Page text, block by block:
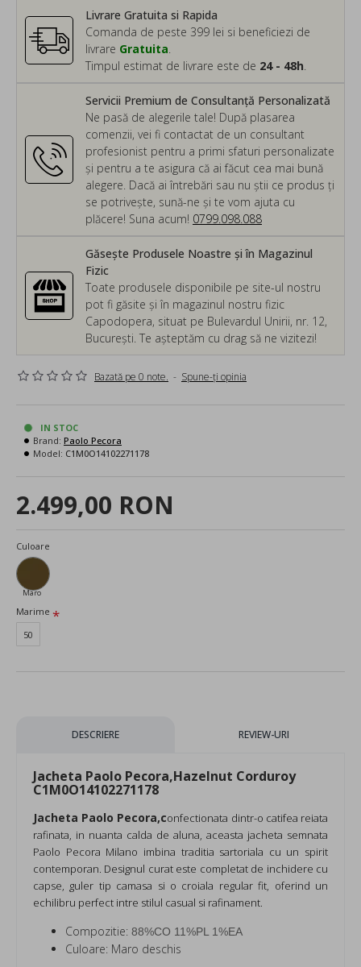
Servicii Premium de Consultanță Personalizată
Ne pasă de alegerile tale! După plasarea
comenzii, vei fi contactat de un consultant
profesionist pentru a primi sfaturi personalizate
și pentru a te asigura că ai făcut cea mai bună
alegere. Dacă ai întrebări sau nu știi ce produs ți
se potrivește, sună-ne și te vom ajuta cu
plăcere! Suna acum! 0799.098.088
Livrare Gratuita si Rapida
Comanda de peste 399 lei si beneficiezi de
livrare Gratuita.
Timpul estimat de livrare este de 24 - 48h.
Găsește Produsele Noastre și în Magazinul
Fizic
Toate produsele disponibile pe site-ul nostru
pot fi găsite și în magazinul nostru fizic
Capodopera, situat pe Bulevardul Unirii, nr. 12,
București. Te așteptăm cu drag să ne vizitezi!
Bazată pe 0 note. - Spune-ţi opinia
2.499,00 RON
IN STOC
Brand: Paolo Pecora
Model: C1M0O14102271178
Culoare
Maro
Marime
50
DESCRIERE REVIEW-URI
Jacheta Paolo Pecora,Hazelnut Corduroy
C1M0O14102271178
Jacheta Paolo Pecora,confectionata dintr-o catifea reiata
rafinata, in nuanta calda de aluna, aceasta jacheta semnata
Paolo Pecora Milano imbina traditia sartoriala cu un spirit
contemporan. Designul curat este completat de inchidere cu
capse, guler tip camasa si o croiala regular fit, oferind un
echilibru perfect intre stilul casual si rafinament.
Compozitie: 88%CO 11%PL 1%EA
Culoare: Maro deschis